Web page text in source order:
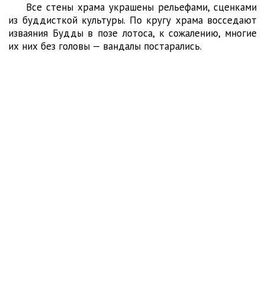
Все стены храма украшены рельефами, сценками
из буддисткой культуры. По кругу храма восседают
изваяния Будды в позе лотоса, к сожалению, многие
их них без головы — вандалы постарались.